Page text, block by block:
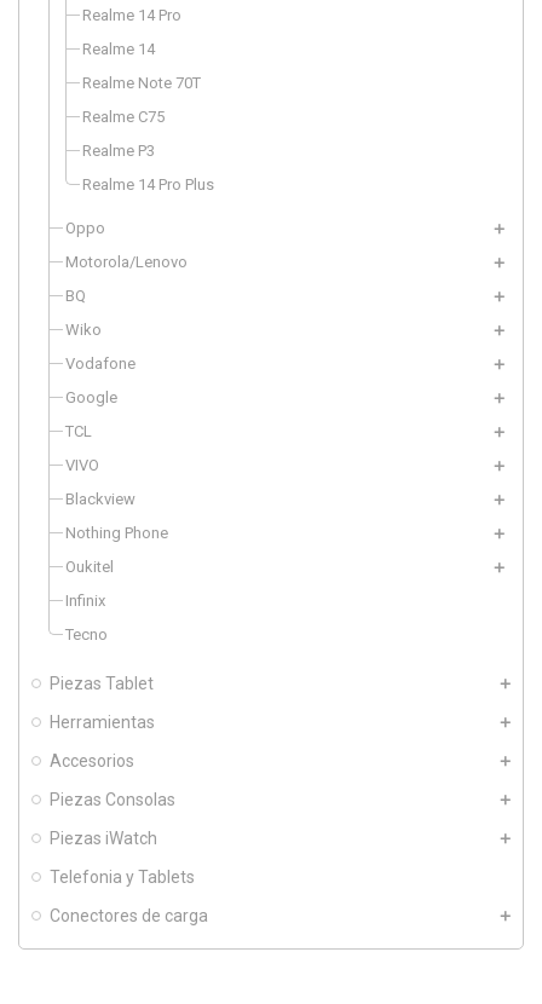
Realme 14 Pro
Realme 14
Realme Note 70T
Realme C75
Realme P3
Realme 14 Pro Plus
Oppo
Motorola/Lenovo
BQ
Wiko
Vodafone
Google
TCL
VIVO
Blackview
Nothing Phone
Oukitel
Infinix
Tecno
Piezas Tablet
Herramientas
Accesorios
Piezas Consolas
Piezas iWatch
Telefonia y Tablets
Conectores de carga